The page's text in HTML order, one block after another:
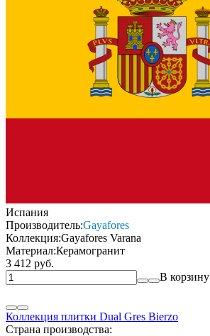
Испания
Производитель:Gayafores
Коллекция:Gayafores Varana
Материал:Керамогранит
3 412 руб.
В корзину
Коллекция плитки Dual Gres Bierzo
Страна производства: